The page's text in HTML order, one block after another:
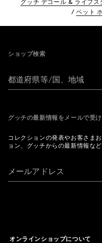
グッチ デコール & ライフス
ペット
ショップ検索
都道府県等/国、地域
グッチの最新情報をメールで受
コレクションの発表やお客さま
ョン、グッチからの最新情報な
メールアドレス
オンラインショップについて